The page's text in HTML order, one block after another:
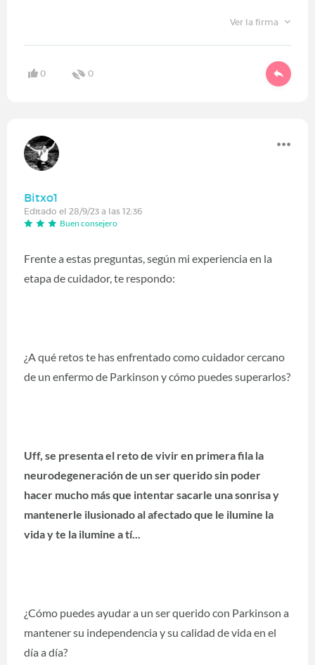
Ver la firma
0 0
Bitxo1
Editado el 28/9/23 a las 12:36
Buen consejero
Frente a estas preguntas, según mi experiencia en la
etapa de cuidador, te respondo:
¿A qué retos te has enfrentado como cuidador cercano
de un enfermo de Parkinson y cómo puedes superarlos?
Uff, se presenta el reto de vivir en primera fila la
neurodegeneración de un ser querido sin poder
hacer mucho más que intentar sacarle una sonrisa y
mantenerle ilusionado al afectado que le ilumine la
vida y te la ilumine a tí...
¿Cómo puedes ayudar a un ser querido con Parkinson a
mantener su independencia y su calidad de vida en el
día a día?